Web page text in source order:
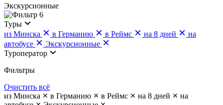
Экскурсионные
6
Туры
из Минска
в Германию в Реймс на 8 дней
на
автобусе
Экскурсионные
Туроператор
Фильтры
Очистить всё
из Минска
в Германию в Реймс на 8 дней
на